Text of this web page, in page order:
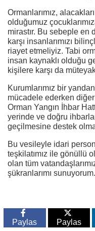
Ormanlarımız,
olduğumuz
mirastır. Bu sebeple en
karşı insanlarımızı
riayet etmeliyiz. Tabi
insan kaynaklı olduğu
kişilere karşı da
Kurumlarımız bir
mücadele ederken
Orman Yangın İhbar
yerinde ve doğru
geçilmesine destek
Bu vesileyle idari
teşkilatımız ile gönüllü
olan tüm
şükranlarımı sunuyorum.
Paylas Paylas